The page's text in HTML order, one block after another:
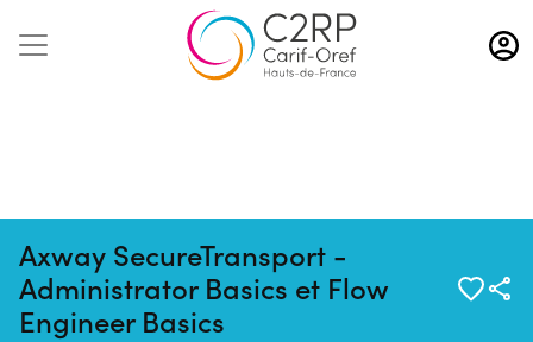
Aller
au
contenu
Axway SecureTransport -
Administrator Basics et Flow
Engineer Basics
Mise à jour :
29/04/2026
Formation :
2478739F
FORMATION